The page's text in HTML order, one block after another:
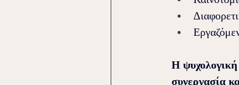
Η ψυχολογική
συνεργασία